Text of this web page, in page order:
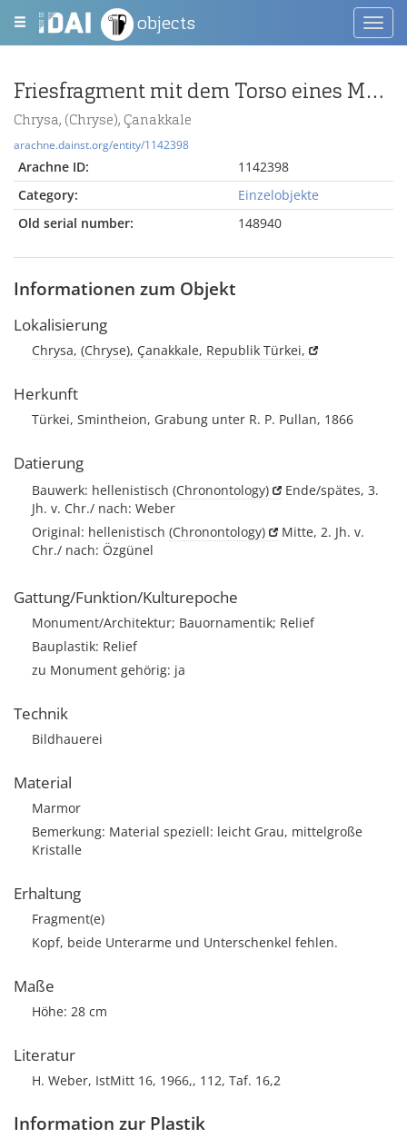
objects
Friesfragment mit dem Torso eines Mannes
Chrysa, (Chryse), Çanakkale
arachne.dainst.org/entity/1142398
Arachne ID:
1142398
Category:
Einzelobjekte
Old serial number:
148940
Informationen zum Objekt
Lokalisierung
Chrysa, (Chryse), Çanakkale, Republik Türkei,
Herkunft
Türkei, Smintheion, Grabung unter R. P. Pullan, 1866
Datierung
Bauwerk: hellenistisch (Chronontology)
Ende/spätes, 3.
Jh. v. Chr./ nach: Weber
Original: hellenistisch (Chronontology)
Mitte, 2. Jh. v.
Chr./ nach: Özgünel
Gattung/Funktion/Kulturepoche
Monument/Architektur; Bauornamentik; Relief
Bauplastik: Relief
zu Monument gehörig: ja
Technik
Bildhauerei
Material
Marmor
Bemerkung: Material speziell: leicht Grau, mittelgroße
Kristalle
Erhaltung
Fragment(e)
Kopf, beide Unterarme und Unterschenkel fehlen.
Maße
Höhe: 28 cm
Literatur
H. Weber, IstMitt 16, 1966,, 112, Taf. 16,2
Information zur Plastik